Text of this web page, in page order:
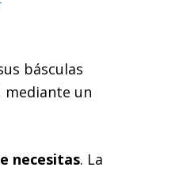
básculas
mediante un
necesitas. La